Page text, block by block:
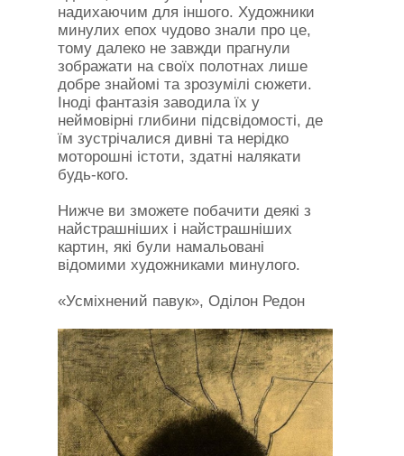
надихаючим для іншого. Художники
минулих епох чудово знали про це,
тому далеко не завжди прагнули
зображати на своїх полотнах лише
добре знайомі та зрозумілі сюжети.
Іноді фантазія заводила їх у
неймовірні глибини підсвідомості, де
їм зустрічалися дивні та нерідко
моторошні істоти, здатні налякати
будь-кого.
Нижче ви зможете побачити деякі з
найстрашніших і найстрашніших
картин, які були намальовані
відомими художниками минулого.
«Усміхнений павук», Оділон Редон